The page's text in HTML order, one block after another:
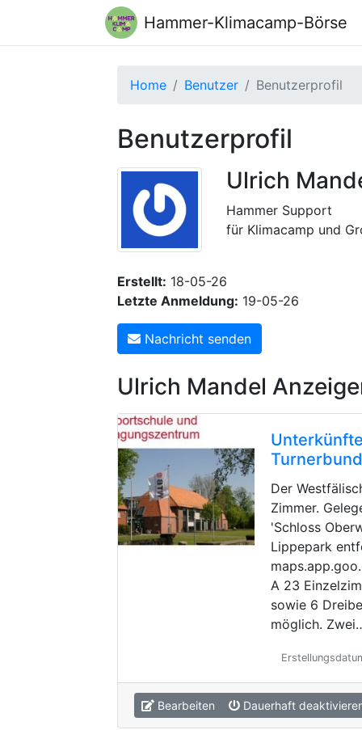
Hammer-Klimacamp-Börse
Home Benutzer Benutzerprofil
Benutzerprofil
Ulrich
Hammer Support
für Klimacamp und
Erstellt: 18-05-26
Letzte Anmeldung: 19-05-26
Nachricht senden
Ulrich Mandel
Der
Zimmer.
'Schloss
Lippepark
A 23
sowie 6
möglich.
Bearbeiten Dauerhaft